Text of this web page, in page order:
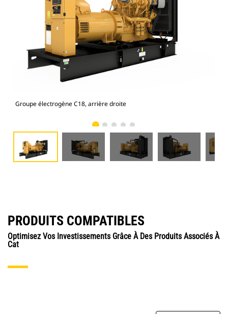
Groupe électrogène C18, arrière droite
PRODUITS COMPATIBLES
Optimisez Vos Investissements Grâce À Des Produits Associés À
Cat